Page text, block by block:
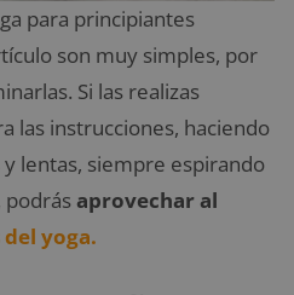
para principiantes
son muy simples, por
Si las realizas
las instrucciones, haciendo
lentas, siempre espirando
podrás aprovechar al
yoga.